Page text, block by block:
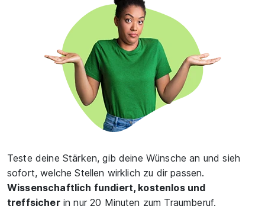
Teste deine Stärken, gib deine Wünsche an und sieh
sofort, welche Stellen wirklich zu dir passen.
Wissenschaftlich fundiert, kostenlos und
treffsicherin nur 20 Minuten zum Traumberuf.